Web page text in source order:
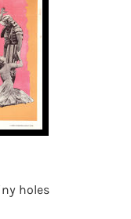
holes